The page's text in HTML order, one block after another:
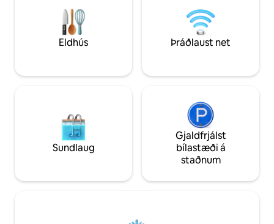
eru leyfð gegn aukagjaldi sem nemur 10
evrum á dag
klst. 30 mín.) -
mín.) Ég hlakka til
Eldhús Þráðlaust net
Sundlaug
Gjaldfrjálst
bílastæði á
staðnum